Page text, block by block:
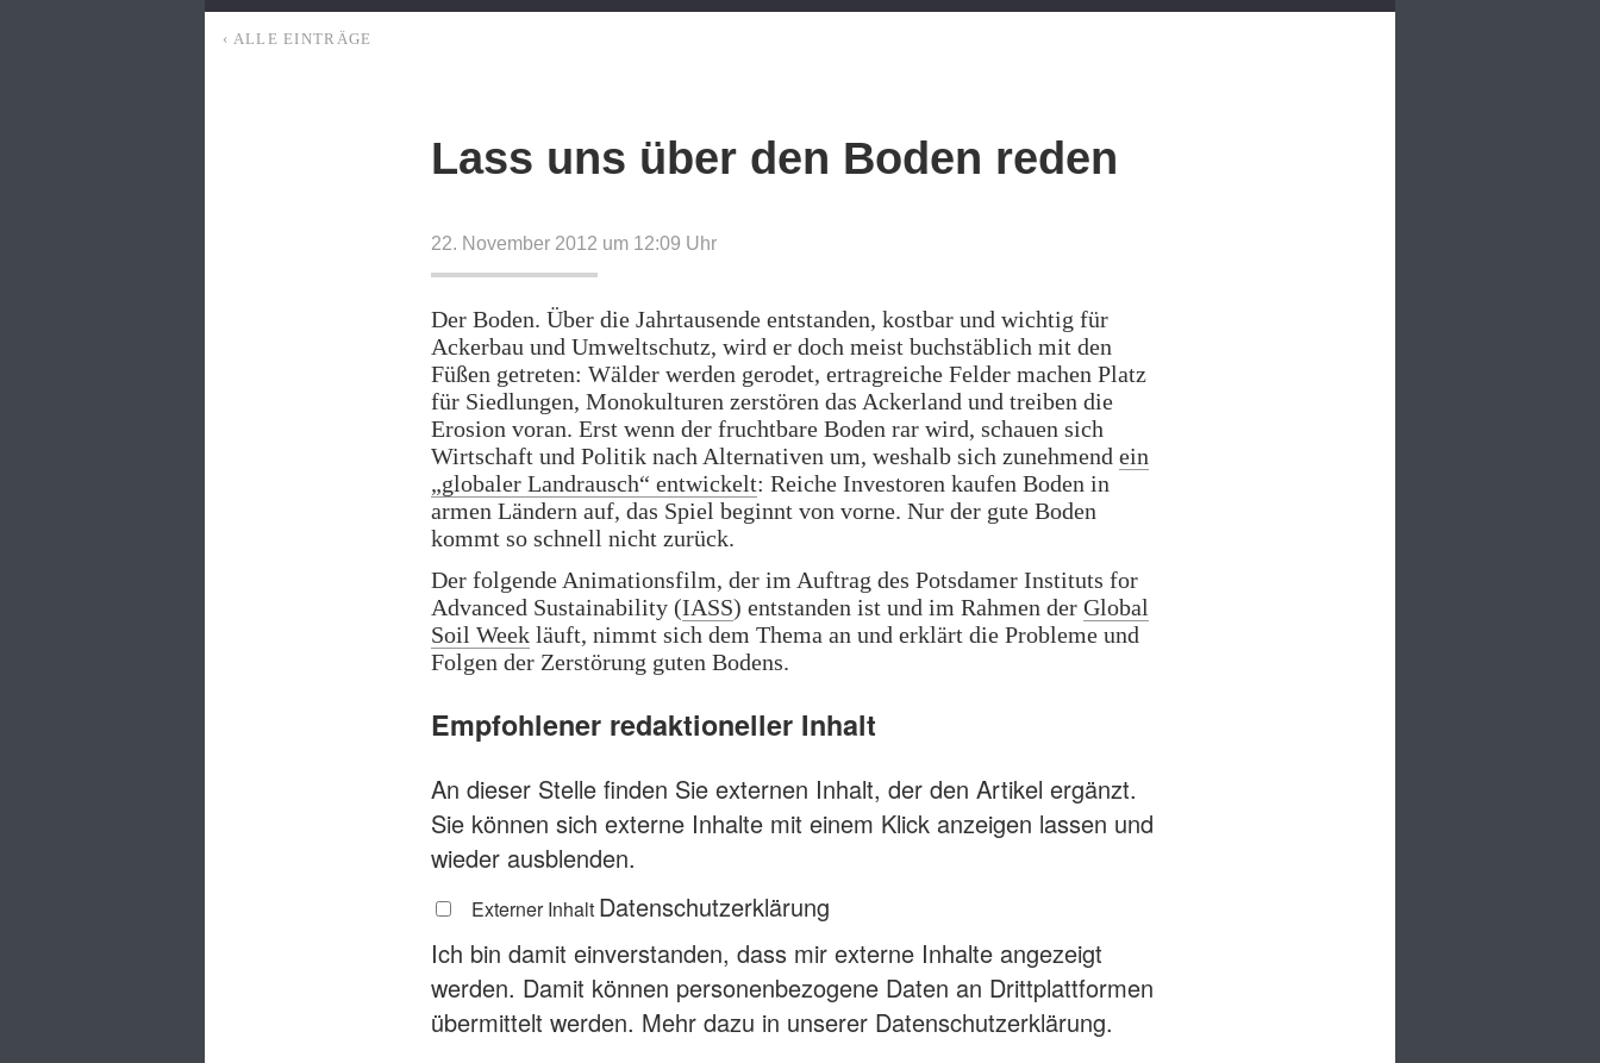
‹ ALLE EINTRÄGE
Lass uns über den Boden reden
22. November 2012 um 12:09 Uhr
Der Boden. Über die Jahrtausende entstanden, kostbar und wichtig für
Ackerbau und Umweltschutz, wird er doch meist buchstäblich mit den
Füßen getreten: Wälder werden gerodet, ertragreiche Felder machen Platz
für Siedlungen, Monokulturen zerstören das Ackerland und treiben die
Erosion voran. Erst wenn der fruchtbare Boden rar wird, schauen sich
Wirtschaft und Politik nach Alternativen um, weshalb sich zunehmend ein
„globaler Landrausch“ entwickelt: Reiche Investoren kaufen Boden in
armen Ländern auf, das Spiel beginnt von vorne. Nur der gute Boden
kommt so schnell nicht zurück.
Der folgende Animationsfilm, der im Auftrag des Potsdamer Instituts for
Advanced Sustainability (IASS) entstanden ist und im Rahmen der Global
Soil Week läuft, nimmt sich dem Thema an und erklärt die Probleme und
Folgen der Zerstörung guten Bodens.
Empfohlener redaktioneller Inhalt
An dieser Stelle finden Sie externen Inhalt, der den Artikel ergänzt.
Sie können sich externe Inhalte mit einem Klick anzeigen lassen und
wieder ausblenden.
Externer Inhalt Datenschutzerklärung
Ich bin damit einverstanden, dass mir externe Inhalte angezeigt
werden. Damit können personenbezogene Daten an Drittplattformen
übermittelt werden. Mehr dazu in unserer Datenschutzerklärung.